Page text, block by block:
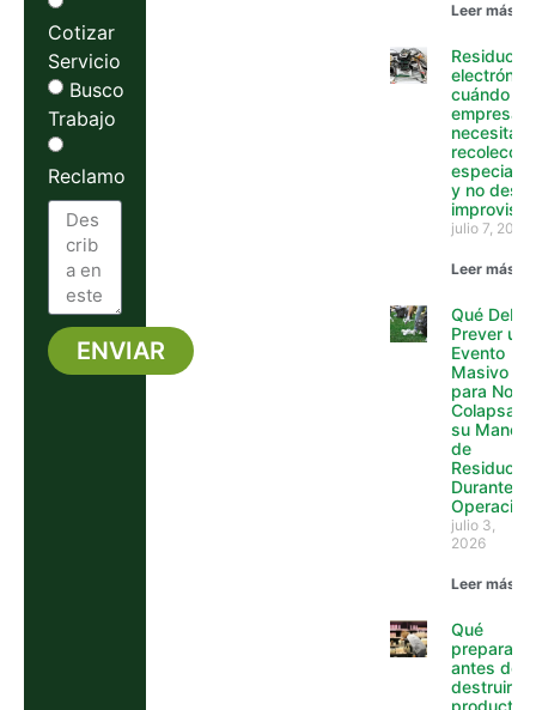
Cotizar
Servicio
Busco
Trabajo
Reclamo
ENVIAR
Leer más »
Residuos
cuándo
empresa
necesita
y no
julio 7, 2026
Leer más »
Qué Debe
Prever un
Evento
Masivo
para No
Colapsar
su Manejo
de
Residuos
Durante la
Operación
julio 3,
2026
Leer más »
Qué
preparar
antes de
destruir
productos